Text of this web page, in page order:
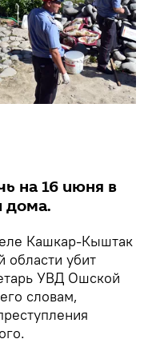
на 16 июня в
дома.
Кашкар-Кыштак
области убит
УВД Ошской
словам,